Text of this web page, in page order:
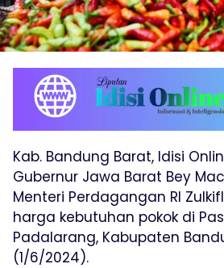
Kab. Bandung Barat, Idisi
Gubernur Jawa Barat Bey
Menteri Perdagangan RI
harga kebutuhan pokok di
Padalarang, Kabupaten
(1/6/2024).